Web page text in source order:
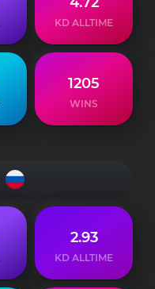
KD ALLTIME
1205
WINS
2.93
KD ALLTIME